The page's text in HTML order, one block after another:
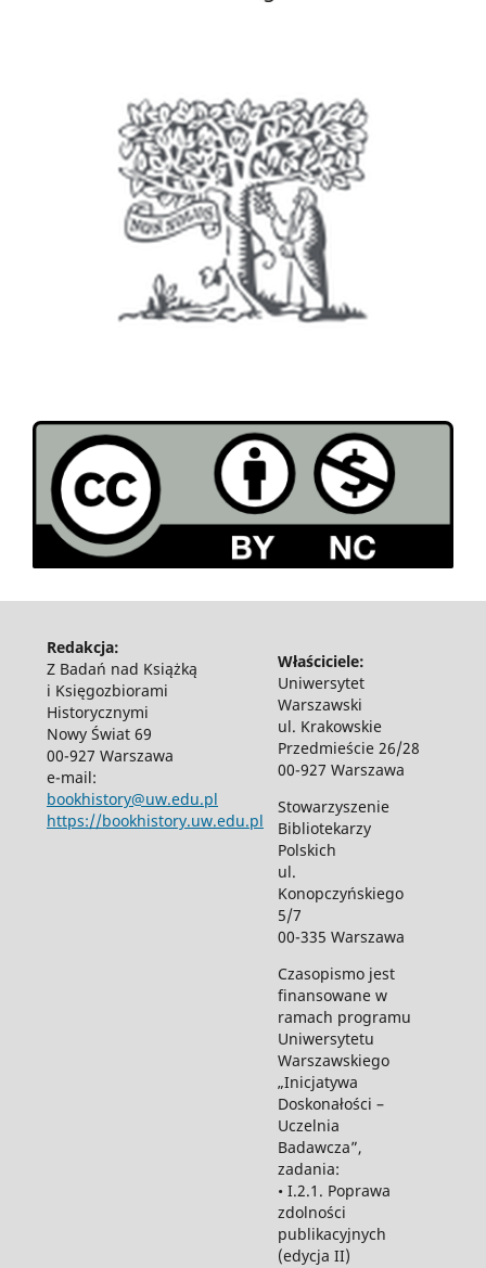
Redakcja:
Z Badań nad Książką
i Księgozbiorami
Historycznymi
Nowy Świat 69
00-927 Warszawa
e-mail:
bookhistory@uw.edu.pl
https://bookhistory.uw.edu.pl
Właściciele:
Uniwersytet
Warszawski
ul. Krakowskie
Przedmieście 26/28
00-927 Warszawa
Stowarzyszenie
Bibliotekarzy
Polskich
ul.
Konopczyńskiego
5/7
00-335 Warszawa
Czasopismo jest
finansowane w
ramach programu
Uniwersytetu
Warszawskiego
„Inicjatywa
Doskonałości –
Uczelnia
Badawcza”,
zadania:
• I.2.1. Poprawa
zdolności
publikacyjnych
(edycja II)